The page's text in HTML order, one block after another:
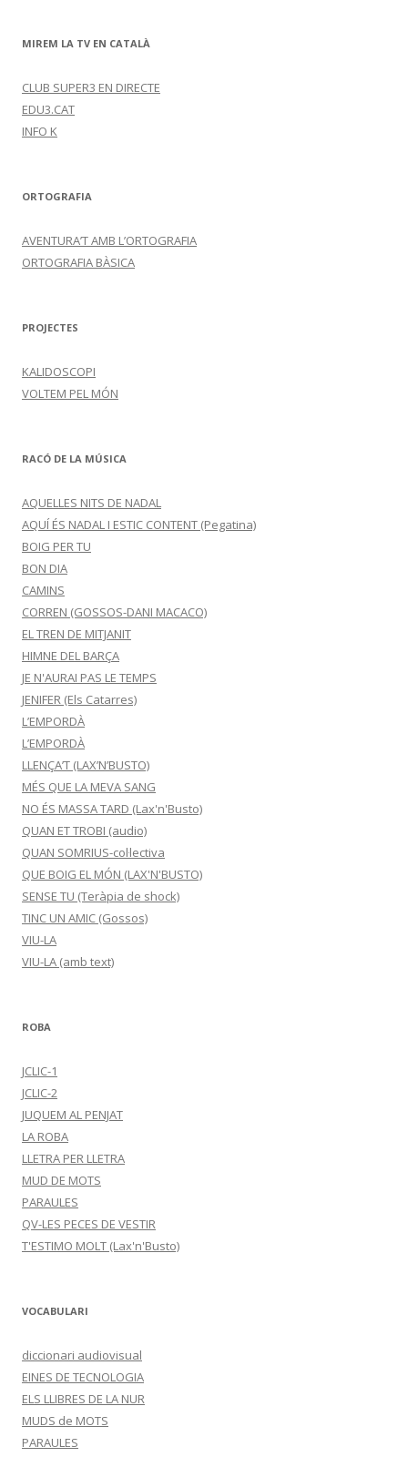
MIREM LA TV EN CATALÀ
CLUB SUPER3 EN DIRECTE
EDU3.CAT
INFO K
ORTOGRAFIA
AVENTURA’T AMB L’ORTOGRAFIA
ORTOGRAFIA BÀSICA
PROJECTES
KALIDOSCOPI
VOLTEM PEL MÓN
RACÓ DE LA MÚSICA
AQUELLES NITS DE NADAL
AQUÍ ÉS NADAL I ESTIC CONTENT (Pegatina)
BOIG PER TU
BON DIA
CAMINS
CORREN (GOSSOS-DANI MACACO)
EL TREN DE MITJANIT
HIMNE DEL BARÇA
JE N'AURAI PAS LE TEMPS
JENIFER (Els Catarres)
L’EMPORDÀ
L’EMPORDÀ
LLENÇA’T (LAX’N’BUSTO)
MÉS QUE LA MEVA SANG
NO ÉS MASSA TARD (Lax'n'Busto)
QUAN ET TROBI (audio)
QUAN SOMRIUS-col·lectiva
QUE BOIG EL MÓN (LAX'N'BUSTO)
SENSE TU (Teràpia de shock)
TINC UN AMIC (Gossos)
VIU-LA
VIU-LA (amb text)
ROBA
JCLIC-1
JCLIC-2
JUQUEM AL PENJAT
LA ROBA
LLETRA PER LLETRA
MUD DE MOTS
PARAULES
QV-LES PECES DE VESTIR
T'ESTIMO MOLT (Lax'n'Busto)
VOCABULARI
diccionari audiovisual
EINES DE TECNOLOGIA
ELS LLIBRES DE LA NUR
MUDS de MOTS
PARAULES